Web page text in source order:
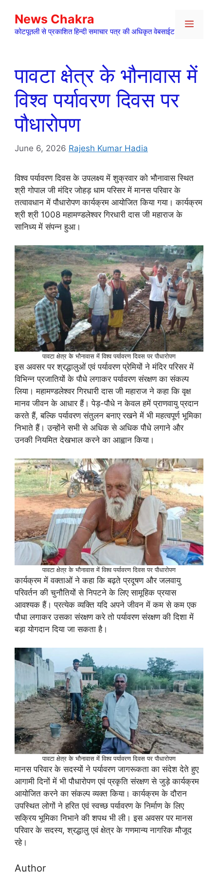
content
News Chakra
कोटपूतली से प्रकाशित हिन्दी समाचार पत्र की अधिकृत वेबसाईट
Menu
पावटा क्षेत्र के भौनावास में
विश्व पर्यावरण दिवस पर
पौधारोपण
June 6, 2026 Rajesh Kumar Hadia
विश्व पर्यावरण दिवस के उपलक्ष्य में शुक्रवार को भौनावास स्थित
श्री गोपाल जी मंदिर जोहड़ धाम परिसर में मानस परिवार के
तत्वावधान में पौधारोपण कार्यक्रम आयोजित किया गया। कार्यक्रम
श्री श्री 1008 महामण्डलेश्वर गिरधारी दास जी महाराज के
सानिध्य में संपन्न हुआ।
पावटा क्षेत्र के भौनावास में विश्व पर्यावरण दिवस पर पौधारोपण
इस अवसर पर श्रद्धालुओं एवं पर्यावरण प्रेमियों ने मंदिर परिसर में
विभिन्न प्रजातियों के पौधे लगाकर पर्यावरण संरक्षण का संकल्प
लिया। महामण्डलेश्वर गिरधारी दास जी महाराज ने कहा कि वृक्ष
मानव जीवन के आधार हैं। पेड़-पौधे न केवल हमें प्राणवायु प्रदान
करते हैं, बल्कि पर्यावरण संतुलन बनाए रखने में भी महत्वपूर्ण भूमिका
निभाते हैं। उन्होंने सभी से अधिक से अधिक पौधे लगाने और
उनकी नियमित देखभाल करने का आह्वान किया।
पावटा क्षेत्र के भौनावास में विश्व पर्यावरण दिवस पर पौधारोपण
कार्यक्रम में वक्ताओं ने कहा कि बढ़ते प्रदूषण और जलवायु
परिवर्तन की चुनौतियों से निपटने के लिए सामूहिक प्रयास
आवश्यक हैं। प्रत्येक व्यक्ति यदि अपने जीवन में कम से कम एक
पौधा लगाकर उसका संरक्षण करे तो पर्यावरण संरक्षण की दिशा में
बड़ा योगदान दिया जा सकता है।
पावटा क्षेत्र के भौनावास में विश्व पर्यावरण दिवस पर पौधारोपण
मानस परिवार के सदस्यों ने पर्यावरण जागरूकता का संदेश देते हुए
आगामी दिनों में भी पौधारोपण एवं प्रकृति संरक्षण से जुड़े कार्यक्रम
आयोजित करने का संकल्प व्यक्त किया। कार्यक्रम के दौरान
उपस्थित लोगों ने हरित एवं स्वच्छ पर्यावरण के निर्माण के लिए
सक्रिय भूमिका निभाने की शपथ भी ली। इस अवसर पर मानस
परिवार के सदस्य, श्रद्धालु एवं क्षेत्र के गणमान्य नागरिक मौजूद
रहे।
Author